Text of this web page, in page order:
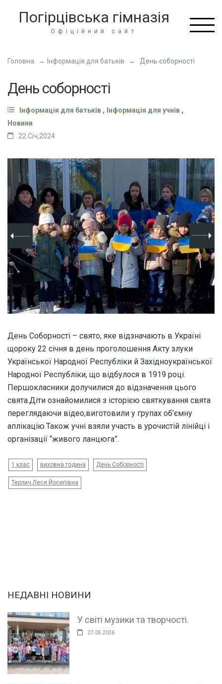
Enter)
Погірцівська гімназія
Офіційний сайт
Головна → Інформація для батьків → День соборності
День соборності
Інформація для батьків , Інформація для учнів ,
Новини
22 Січ,2024
День Соборності – свято, яке відзначають в Україні
щороку 22 січня в день проголошення Акту злуки
Української Народної Республіки й Західноукраїнської
Народної Республіки, що відбулося в 1919 році.
Першокласники долучилися до відзначення цього
свята.Діти ознайомилися з історією святкування свята
переглядаючи відео,виготовили у групах об’ємну
аплікацію.Також учні взяли участь в урочистій лінійці і
організації “живого ланцюга”.
1 клас виховна година День Соборності
Терлич Леся Йосипівна
НЕДАВНІ НОВИНИ
У світі музики та творчості.
27.05.2026